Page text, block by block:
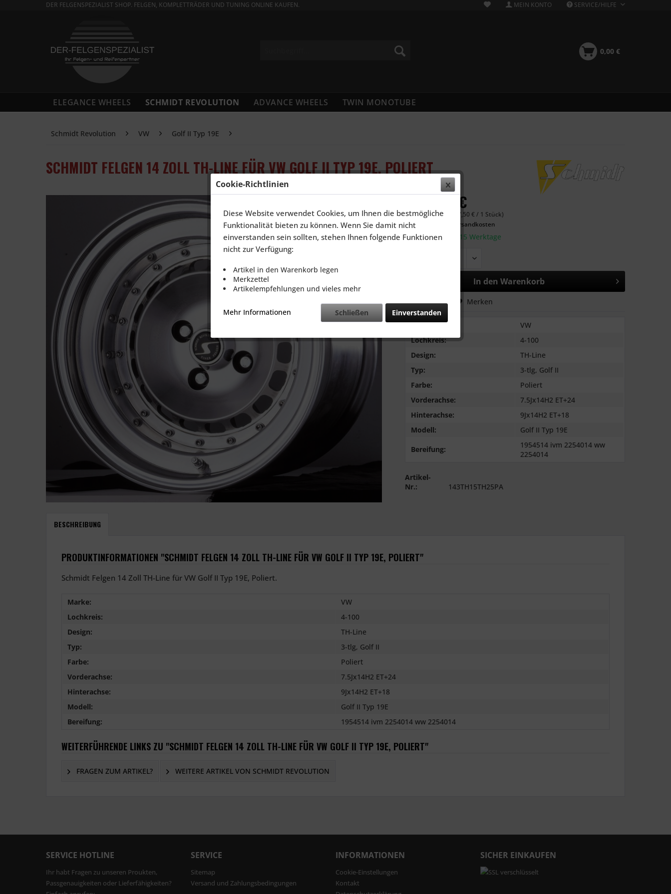
DER FELGENSPEZIALIST SHOP. FELGEN, KOMPLETTRÄDER UND TUNING ONLINE KAUFEN. MEIN KONTO SERVICE/HILFE
0,00 €
ELEGANCE WHEELS SCHMIDT REVOLUTION ADVANCE WHEELS TWIN MONOTUBE
Schmidt Revolution VW Golf II Typ 19E
SCHMIDT FELGEN 14 ZOLL TH-LINE FÜR VW GOLF II TYP 19E, POLIERT
2.310,00 €
Inhalt:4 Stück (577,50 € / 1 Stück)
inkl. MwSt.
zzgl. Versandkosten
Lieferzeit: 10-15 Werktage
In den Warenkorb
Vergleichen Merken
Marke:
VW
Lochkreis:
4-100
Design:
TH-Line
Typ:
3-tlg, Golf II
Farbe:
Poliert
Vorderachse:
7.5Jx14H2 ET+24
Hinterachse:
9Jx14H2 ET+18
Modell:
Golf II Typ 19E
Bereifung:
1954514 ivm 2254014 ww
2254014
Artikel-
Nr.:
143TH15TH25PA
BESCHREIBUNG
PRODUKTINFORMATIONEN "SCHMIDT FELGEN 14 ZOLL TH-LINE FÜR VW GOLF II TYP 19E, POLIERT"
Schmidt Felgen 14 Zoll TH-Line für VW Golf II Typ 19E, Poliert.
Marke:
VW
Lochkreis:
4-100
Design:
TH-Line
Typ:
3-tlg, Golf II
Farbe:
Poliert
Vorderachse:
7.5Jx14H2 ET+24
Hinterachse:
9Jx14H2 ET+18
Modell:
Golf II Typ 19E
Bereifung:
1954514 ivm 2254014 ww 2254014
WEITERFÜHRENDE LINKS ZU "SCHMIDT FELGEN 14 ZOLL TH-LINE FÜR VW GOLF II TYP 19E, POLIERT"
FRAGEN ZUM ARTIKEL? WEITERE ARTIKEL VON SCHMIDT REVOLUTION
SERVICE HOTLINE
Ihr habt Fragen zu unseren Proukten,
Passgenauigkeiten oder Lieferfähigkeiten?
SERVICE
Sitemap
Versand und Zahlungsbedingungen
INFORMATIONEN
Cookie-Einstellungen
Kontakt
SICHER EINKAUFEN
Cookie-Richtlinien
Diese Website verwendet Cookies, um Ihnen die bestmögliche
Funktionalität bieten zu können. Wenn Sie damit nicht
einverstanden sein sollten, stehen Ihnen folgende Funktionen
nicht zur Verfügung:
Artikel in den Warenkorb legen
Merkzettel
Artikelempfehlungen und vieles mehr
Mehr Informationen Einverstanden
Schließen